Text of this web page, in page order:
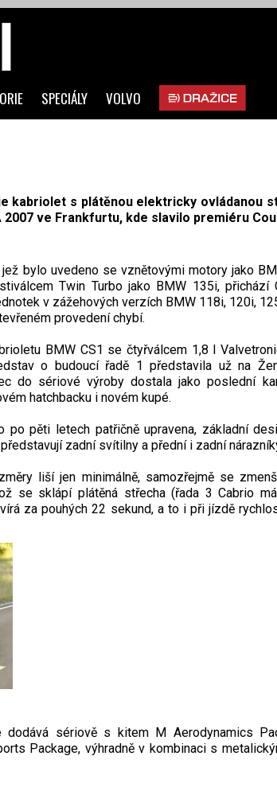
kabriolet s plátěnou elektricky ovládanou
ve Frankfurtu, kde slavilo premiéru
bylo uvedeno se vznětovými motory jako
Twin Turbo jako BMW 135i, přichází
v zážehových verzích BMW 118i, 120i,
provedení chybí.
BMW CS1 se čtyřválcem 1,8 l
o budoucí řadě 1 představila už na
do sériové výroby dostala jako poslední
hatchbacku i novém kupé.
po pěti letech patřičně upravena, základní
zadní svítilny a přední i zadní
liší jen minimálně, samozřejmě se
se sklápí plátěná střecha (řada 3 Cabrio
za pouhých 22 sekund, a to i při jízdě
sériově s kitem M Aerodynamics
Package, výhradně v kombinaci s
SPECIÁLY VOLVO